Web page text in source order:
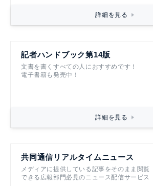
詳細を見る
記者ハンドブック第14版
文書を書くすべての人におすすめです！
電子書籍も発売中！
詳細を見る
共同通信リアルタイムニュース
メディアに提供している記事をそのまま閲覧
できる広報部門必見のニュース配信サービス